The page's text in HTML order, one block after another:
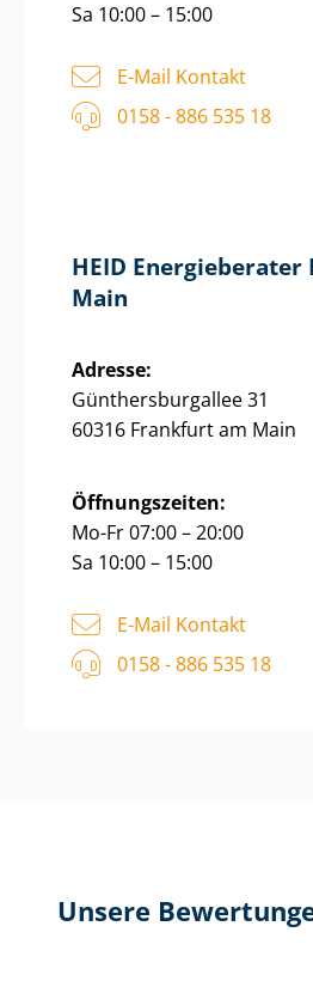
Sa 10:00 – 15:00
E-Mail Kontakt
0158 - 886 535 18
HEID
Main
Adresse:
Gün­thers­bur­g­al­lee 31
60316 Frankfurt am Main
Öffnungszeiten:
Mo-Fr 07:00 – 20:00
Sa 10:00 – 15:00
E-Mail Kontakt
0158 - 886 535 18
Unsere